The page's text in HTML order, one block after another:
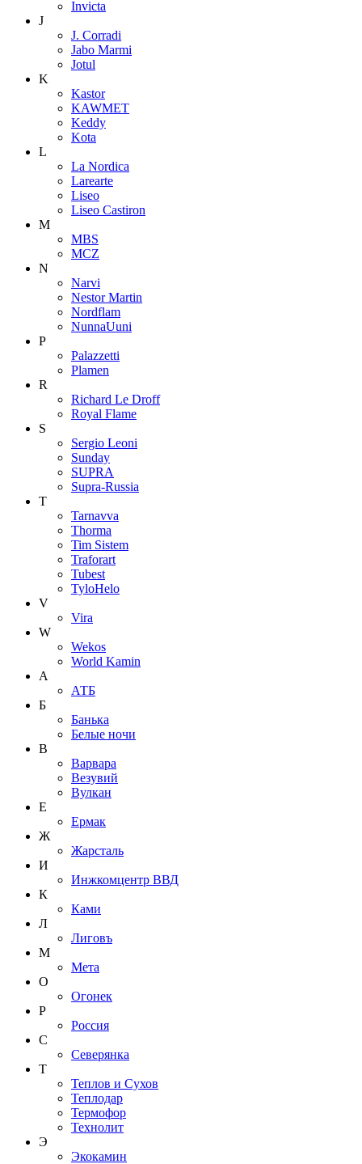
Invicta
J
J. Corradi
Jabo Marmi
Jotul
K
Kastor
KAWMET
Keddy
Kota
L
La Nordica
Larearte
Liseo
Liseo Castiron
M
MBS
MCZ
N
Narvi
Nestor Martin
Nordflam
NunnaUuni
P
Palazzetti
Plamen
R
Richard Le Droff
Royal Flame
S
Sergio Leoni
Sunday
SUPRA
Supra-Russia
T
Tarnavva
Thorma
Tim Sistem
Traforart
Tubest
TyloHelo
V
Vira
W
Wekos
World Kamin
А
АТБ
Б
Банька
Белые ночи
В
Варвара
Везувий
Вулкан
Е
Ермак
Ж
Жарсталь
И
Инжкомцентр ВВД
К
Ками
Л
Лиговъ
М
Мета
О
Огонек
Р
Россия
С
Северянка
Т
Теплов и Сухов
Теплодар
Термофор
Технолит
Э
Экокамин